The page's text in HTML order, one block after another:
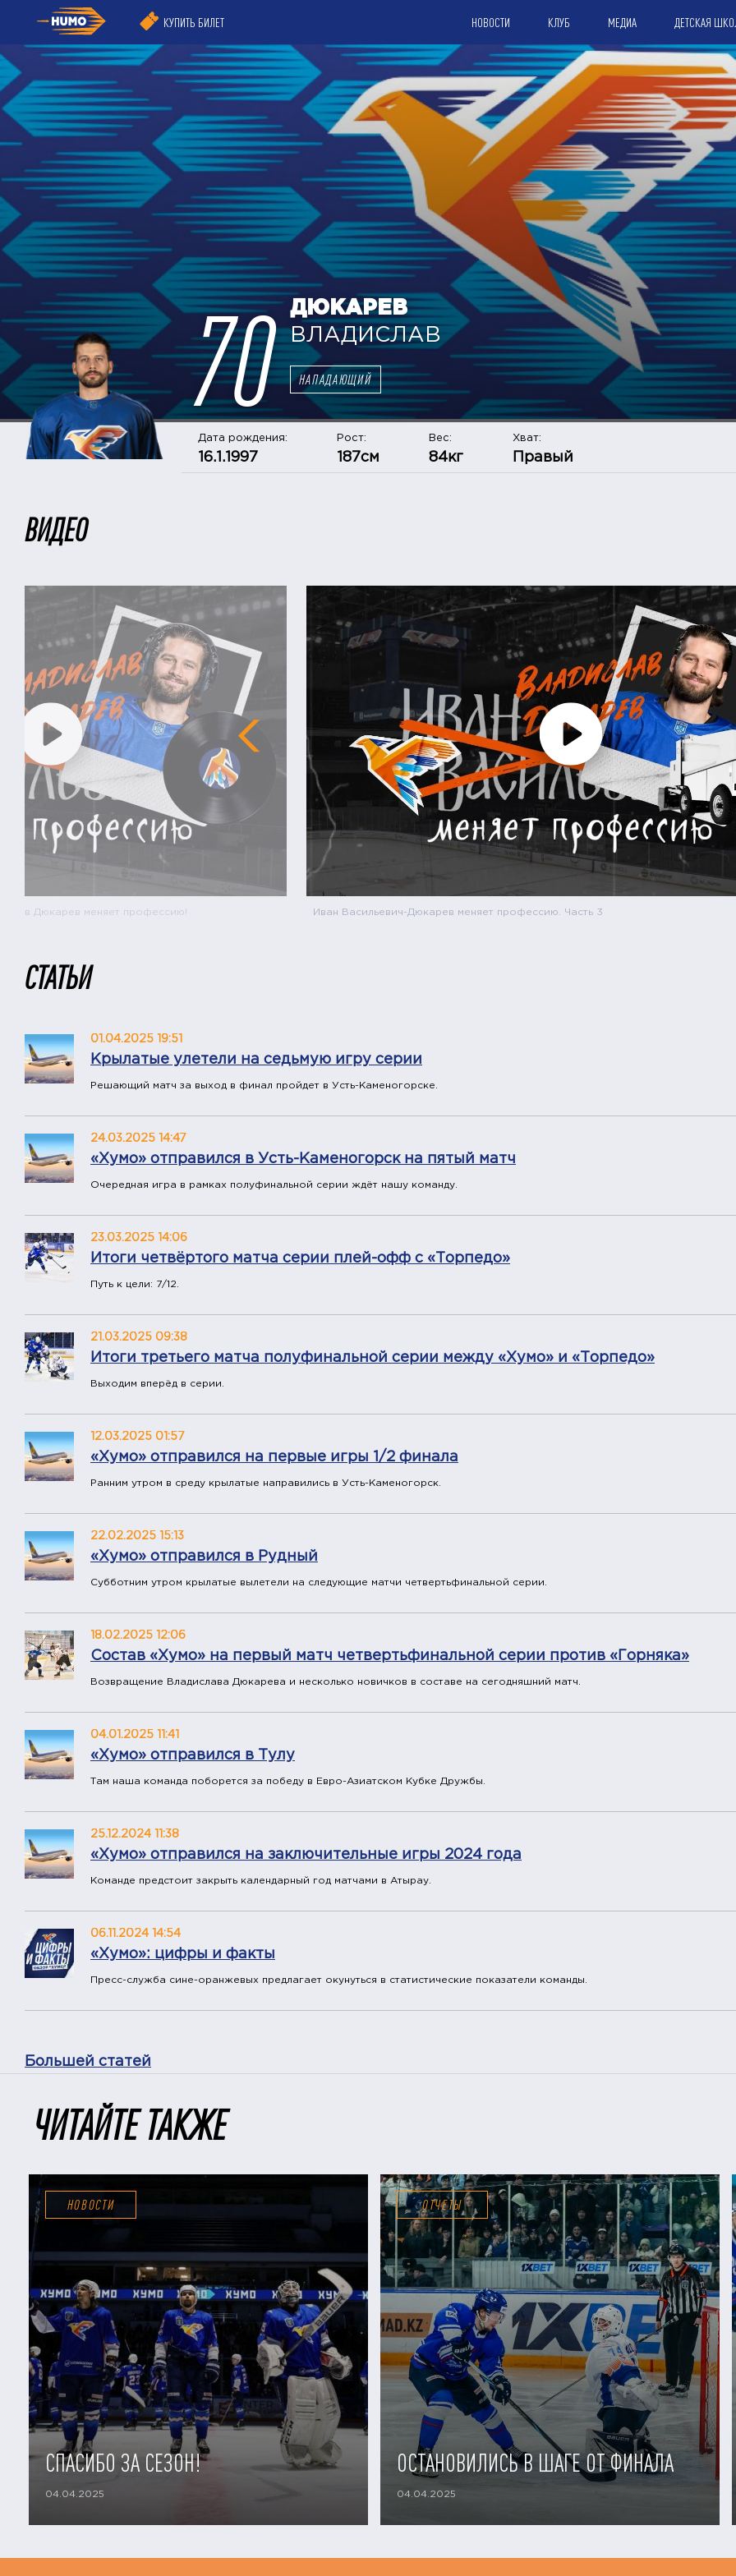
КУПИТЬ БИЛЕТ НОВОСТИ КЛУБ МЕДИА ДЕТСКАЯ
70
ДЮКАРЕВ
ВЛАДИСЛАВ
НАПАДАЮЩИЙ
Дата рождения:
16.1.1997
Рост:
187см
Вес:
84кг
Хват:
Правый
ВИДЕО
Дюкарев меняет профессию! Иван Васильевич-Дюкарев меняет профессию. Часть 3
СТАТЬИ
01.04.2025 19:51
Крылатые улетели на седьмую игру серии
Решающий матч за выход в финал пройдет в Усть-Каменогорске.
24.03.2025 14:47
«Хумо» отправился в Усть-Каменогорск на пятый матч
Очередная игра в рамках полуфинальной серии ждёт нашу команду.
23.03.2025 14:06
Итоги четвёртого матча серии плей-офф с «Торпедо»
Путь к цели: 7/12.
21.03.2025 09:38
Итоги третьего матча полуфинальной серии между «Хумо» и «Торпедо»
Выходим вперёд в серии.
12.03.2025 01:57
«Хумо» отправился на первые игры 1/2 финала
Ранним утром в среду крылатые направились в Усть-Каменогорск.
22.02.2025 15:13
«Хумо» отправился в Рудный
Субботним утром крылатые вылетели на следующие матчи четвертьфинальной серии.
18.02.2025 12:06
Состав «Хумо» на первый матч четвертьфинальной серии против «Горняка»
Возвращение Владислава Дюкарева и несколько новичков в составе на сегодняшний матч.
04.01.2025 11:41
«Хумо» отправился в Тулу
Там наша команда поборется за победу в Евро-Азиатском Кубке Дружбы.
25.12.2024 11:38
«Хумо» отправился на заключительные игры 2024 года
Команде предстоит закрыть календарный год матчами в Атырау.
06.11.2024 14:54
«Хумо»: цифры и факты
Пресс-служба сине-оранжевых предлагает окунуться в статистические показатели команды.
Большей статей
ЧИТАЙТЕ ТАКЖЕ
НОВОСТИ
СПАСИБО ЗА СЕЗОН!
04.04.2025
ОТЧЕТЫ
ОСТАНОВИЛИСЬ В ШАГЕ ОТ ФИНАЛА
04.04.2025